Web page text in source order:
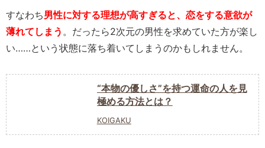
すなわち男性に対する理想が高すぎると、恋をする意欲が
薄れてしまう 。だったら2次元の男性を求めていた方が楽し
い……という状態に落ち着いてしまうのかもしれません。
“本物の優しさ”を持つ運命の人を見
極める方法とは？
KOIGAKU